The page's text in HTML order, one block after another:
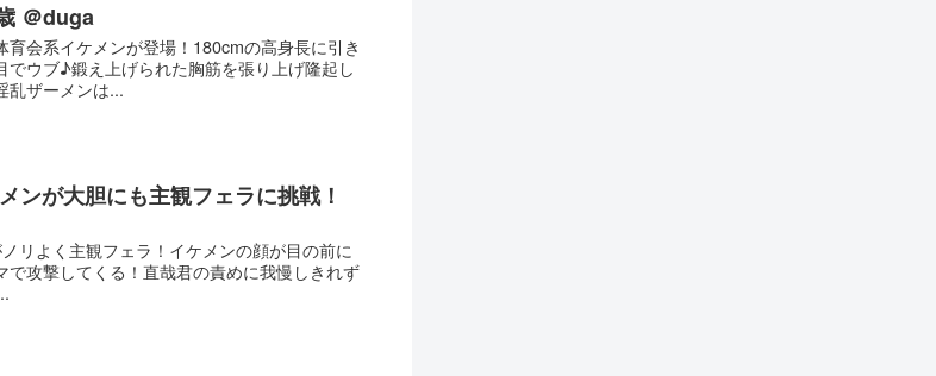
＠duga
会系イケメンが登場！180cmの高身長に引き
ウブ♪鍛え上げられた胸筋を張り上げ隆起し
乱ザーメンは...
ンが大胆にも主観フェラに挑戦！
リよく主観フェラ！イケメンの顔が目の前に
攻撃してくる！直哉君の責めに我慢しきれず